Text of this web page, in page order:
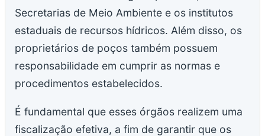
Secretarias de Meio Ambiente e os institutos
estaduais de recursos hídricos. Além disso, os
proprietários de poços também possuem
responsabilidade em cumprir as normas e
procedimentos estabelecidos.
É fundamental que esses órgãos realizem uma
fiscalização efetiva, a fim de garantir que os